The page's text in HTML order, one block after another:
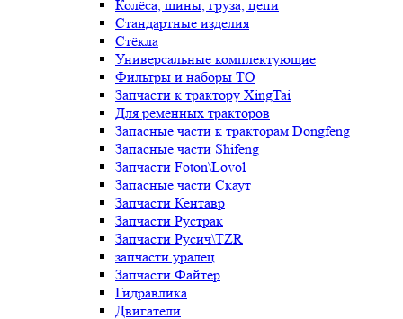
Колёса, шины, груза, цепи
Стандартные изделия
Стёкла
Универсальные комплектующие
Фильтры и наборы ТО
Запчасти к трактору XingTai
Для ременных тракторов
Запасные части к тракторам Dongfeng
Запасные части Shifeng
Запчасти Foton\Lovol
Запасные части Скаут
Запчасти Кентавр
Запчасти Рустрак
Запчасти Русич\TZR
запчасти уралец
Запчасти Файтер
Гидравлика
Двигатели